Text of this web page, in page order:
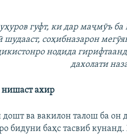
гуфт, ки дар маҷмӯъ ба
соҳибназарон
нодида
дахолати
нишаст ахир
дошт ва вакилон талош ба он
бидуни баҳс тасвиб кунанд.